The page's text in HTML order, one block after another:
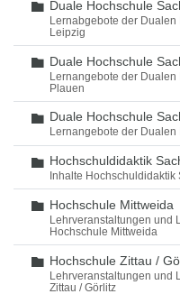
Ordner
Duale Hochschule
Lernabgebote der
Leipzig
Ordner
Duale Hochschule
Lernangebote der
Plauen
Ordner
Duale Hochschule
Lernangebote der
Ordner
Hochschuldidaktik
Inhalte Hochschuldidaktik
Ordner
Hochschule Mittweida
Lehrveranstaltungen und
Hochschule Mittweida
Ordner
Hochschule Zittau /
Lehrveranstaltungen und
Zittau / Görlitz